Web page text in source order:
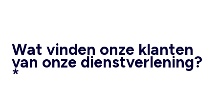
Wat vinden onze klanten
van onze dienstverlening?
*